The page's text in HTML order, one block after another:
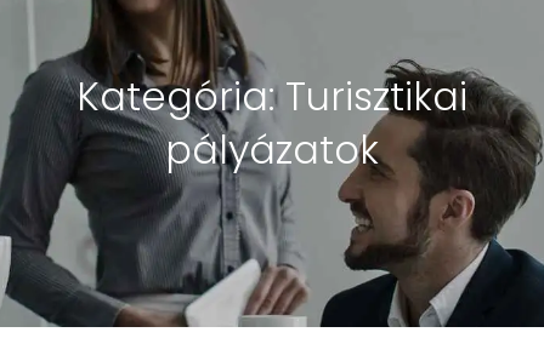
Kategória:Turisztikai
pályázatok